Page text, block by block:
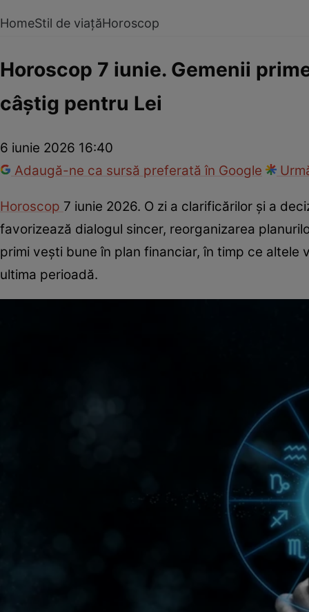
HomeStil de viațăHoroscop
Horoscop 7 iunie. Gemenii
câștig pentru Lei
6 iunie 2026 16:40
Adaugă-ne ca sursă preferată în Google
Horoscop 7 iunie 2026. O zi a clarificărilor și a
favorizează dialogul sincer, reorganizarea
primi vești bune în plan financiar, în timp ce
ultima perioadă.